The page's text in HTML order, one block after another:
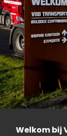
Welkom bij